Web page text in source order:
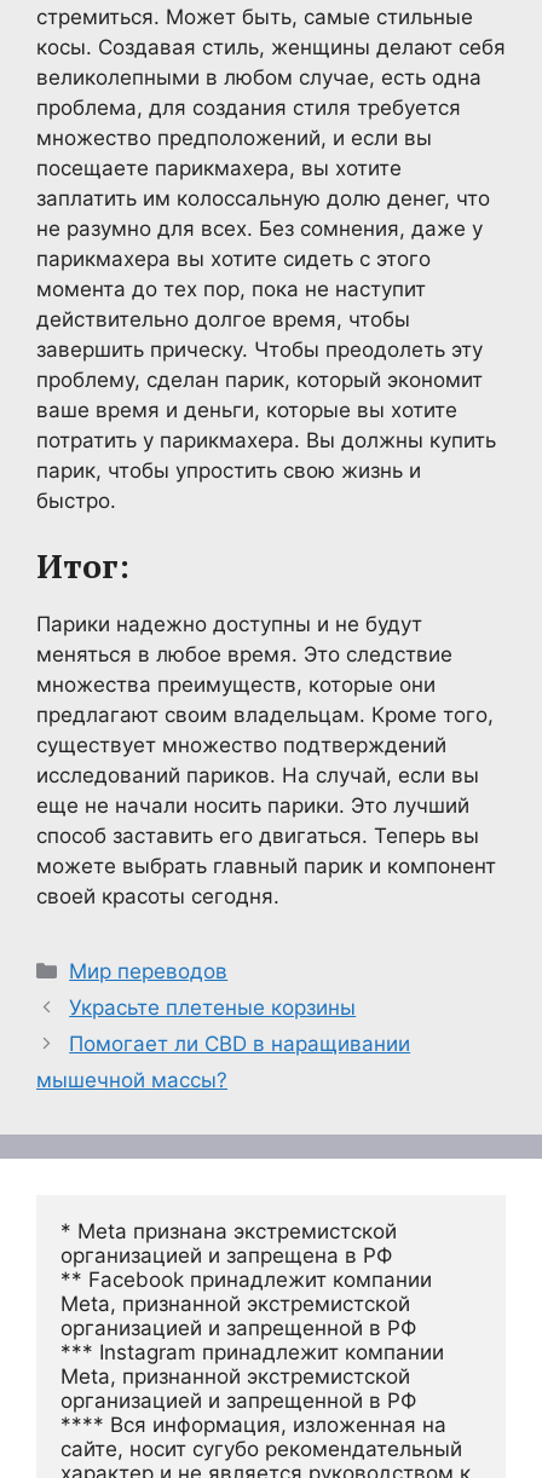
стремиться. Может быть, самые стильные
косы. Создавая стиль, женщины делают себя
великолепными в любом случае, есть одна
проблема, для создания стиля требуется
множество предположений, и если вы
посещаете парикмахера, вы хотите
заплатить им колоссальную долю денег, что
не разумно для всех. Без сомнения, даже у
парикмахера вы хотите сидеть с этого
момента до тех пор, пока не наступит
действительно долгое время, чтобы
завершить прическу. Чтобы преодолеть эту
проблему, сделан парик, который экономит
ваше время и деньги, которые вы хотите
потратить у парикмахера. Вы должны купить
парик, чтобы упростить свою жизнь и
быстро.
Итог:
Парики надежно доступны и не будут
меняться в любое время. Это следствие
множества преимуществ, которые они
предлагают своим владельцам. Кроме того,
существует множество подтверждений
исследований париков. На случай, если вы
еще не начали носить парики. Это лучший
способ заставить его двигаться. Теперь вы
можете выбрать главный парик и компонент
своей красоты сегодня.
Рубрики
Мир переводов
Украсьте плетеные корзины
Помогает ли CBD в наращивании
мышечной массы?
* Meta признана экстремистской
организацией и запрещена в РФ
** Facebook принадлежит компании
Meta, признанной экстремистской
организацией и запрещенной в РФ
*** Instagram принадлежит компании
Meta, признанной экстремистской
организацией и запрещенной в РФ
**** Вся информация, изложенная на
сайте, носит сугубо рекомендательный
характер и не является руководством к